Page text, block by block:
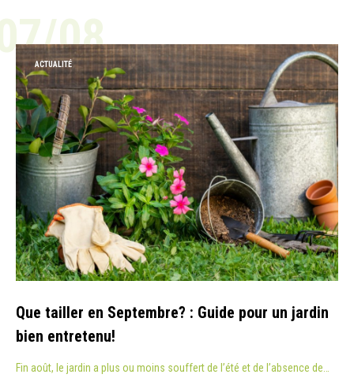
08
ACTUALITÉ
Que tailler en Septembre? : Guide pour un jardin
bien entretenu!
Fin août, le jardin a plus ou moins souffert de l’été et de l’absence de…